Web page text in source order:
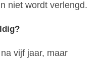
niet wordt verlengd.
vijf jaar, maar